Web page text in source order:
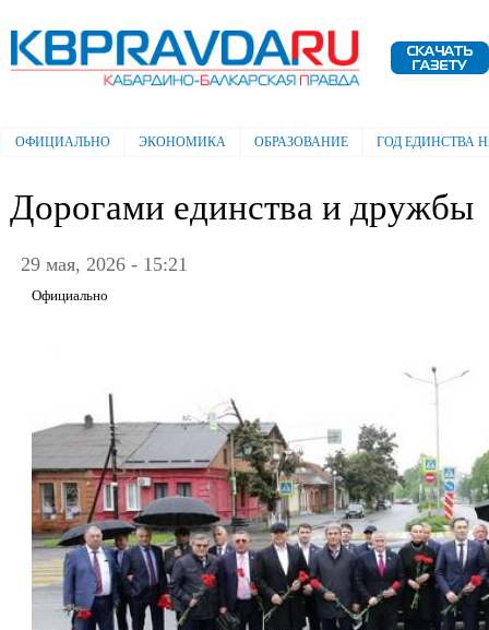
Электронная газета "Кабардино-
Балкарская правда"
Главное меню
ОФИЦИАЛЬНО ЭКОНОМИКА ОБРАЗОВАНИЕ ГОД ЕДИНСТВА
Дорогами единства и дружбы
29 мая, 2026 - 15:21
Официально